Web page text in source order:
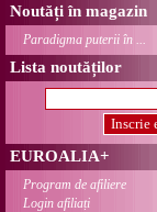
Noutăți în magazin
Paradigma puterii în ...
Lista noutăților
EUROALIA+
Program de afiliere
Login afiliați